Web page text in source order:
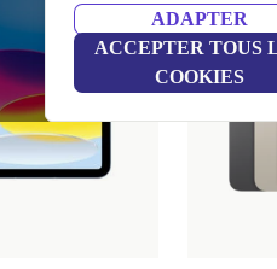
ADAPTER
ACCEPTER TOUS
COOKIES